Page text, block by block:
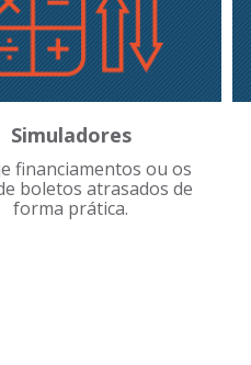
Simuladores
financiamentos ou os
boletos atrasados de
forma prática.